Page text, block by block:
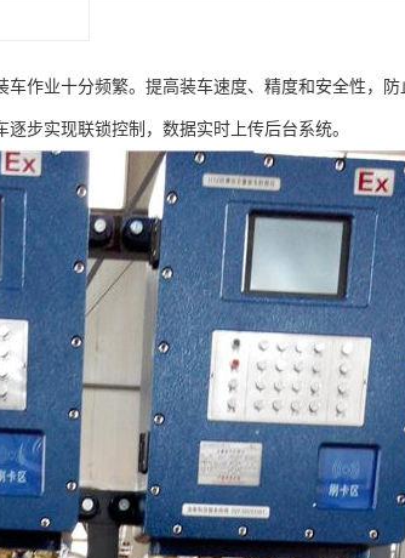
作业十分频繁。提高装车速度、精度和安全性，
步实现联锁控制，数据实时上传后台系统。